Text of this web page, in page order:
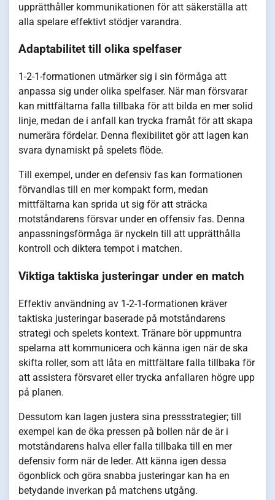
upprätthåller kommunikationen för att säkerställa att
alla spelare effektivt stödjer varandra.
Adaptabilitet till olika spelfaser
1-2-1-formationen utmärker sig i sin förmåga att
anpassa sig under olika spelfaser. När man försvarar
kan mittfältarna falla tillbaka för att bilda en mer solid
linje, medan de i anfall kan trycka framåt för att skapa
numerära fördelar. Denna flexibilitet gör att lagen kan
svara dynamiskt på spelets flöde.
Till exempel, under en defensiv fas kan formationen
förvandlas till en mer kompakt form, medan
mittfältarna kan sprida ut sig för att sträcka
motståndarens försvar under en offensiv fas. Denna
anpassningsförmåga är nyckeln till att upprätthålla
kontroll och diktera tempot i matchen.
Viktiga taktiska justeringar under en match
Effektiv användning av 1-2-1-formationen kräver
taktiska justeringar baserade på motståndarens
strategi och spelets kontext. Tränare bör uppmuntra
spelarna att kommunicera och känna igen när de ska
skifta roller, som att låta en mittfältare falla tillbaka för
att assistera försvaret eller trycka anfallaren högre upp
på planen.
Dessutom kan lagen justera sina pressstrategier; till
exempel kan de öka pressen på bollen när de är i
motståndarens halva eller falla tillbaka till en mer
defensiv form när de leder. Att känna igen dessa
ögonblick och göra snabba justeringar kan ha en
betydande inverkan på matchens utgång.